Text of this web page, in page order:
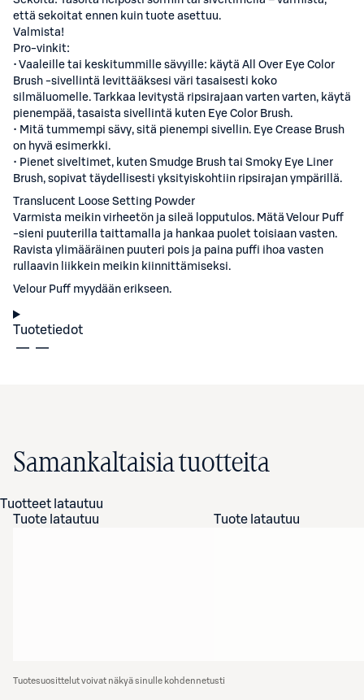
että sekoitat ennen kuin tuote asettuu.
Valmista!
Pro-vinkit:
• Vaaleille tai keskitummille sävyille: käytä All Over Eye Color
Brush -sivellintä levittääksesi väri tasaisesti koko
silmäluomelle. Tarkkaa levitystä ripsirajaan varten varten, käytä
pienempää, tasaista sivellintä kuten Eye Color Brush.
• Mitä tummempi sävy, sitä pienempi sivellin. Eye Crease Brush
on hyvä esimerkki.
• Pienet siveltimet, kuten Smudge Brush tai Smoky Eye Liner
Brush, sopivat täydellisesti yksityiskohtiin ripsirajan ympärillä.
Translucent Loose Setting Powder
Varmista meikin virheetön ja sileä lopputulos. Mätä Velour Puff
-sieni puuterilla taittamalla ja hankaa puolet toisiaan vasten.
Ravista ylimääräinen puuteri pois ja paina puffi ihoa vasten
rullaavin liikkein meikin kiinnittämiseksi.
Velour Puff myydään erikseen.
Tuotetiedot
Samankaltaisia tuotteita
Tuotteet latautuu
Tuote latautuu
Tuote latautuu
Tuotesuosittelut voivat näkyä sinulle kohdennetusti